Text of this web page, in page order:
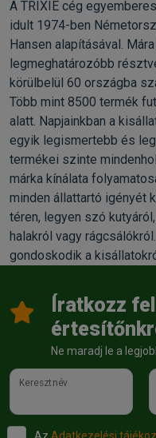
A TRIXIE cég
idult 1974-ben
Hansen alapításával.
legmeghatározóbb
körülbelül 60 országba
Több mint 8500 termék fut
alatt. Napjainkban a
egyik legismertebb és
termékei szinte
márka kínálata
minden állattartó igényét
téren, legyen szó
halakról vagy
gondoskodik a
Íratkozz
Ne maradj le a
Keresztnév